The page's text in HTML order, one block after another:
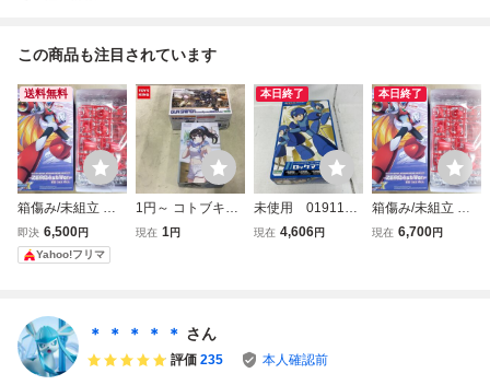
この商品も注目されています
送料無料
箱傷み/未組立 コ
トブキヤ 壽屋 ロ
ックマンX 1/12 ゼ
ロ 1st ver プラモ
即決 6,500円
Yahoo!フリマ
1円～ コトブキヤ
HMM1/70 ゾイド
0 ドレスアップボ
現在 1円
本日終了
未使用 0191117
0 コトブキヤ 1/10
現在 4,606円
本日終了
箱傷み/未組立 壽
屋 ゼロ 1st ver プ
現在 6,700円
＊ ＊ ＊ ＊ ＊ さん
評価 235 本人確認前